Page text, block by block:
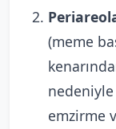
(meme
emzirme